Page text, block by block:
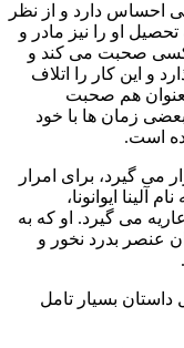
احساس دارد و از نظر
او را نیز مادر و
کسی صحبت می کند و
و این کار را اتلاف
هم صحبت
زمان ها با خود
است.
می گیرد، برای امرار
ایوانونا،
می گیرد. او که به
عنصر بدرد نخور و
بسیار تامل